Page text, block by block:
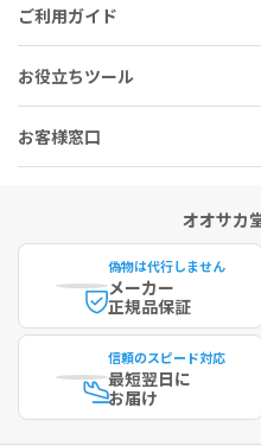
ご利用ガイド
お役立ちツール
お客様窓口
オオサカ
偽物は代行しません
メーカー
正規品保証
信頼のスピード対応
最短翌日に
お届け